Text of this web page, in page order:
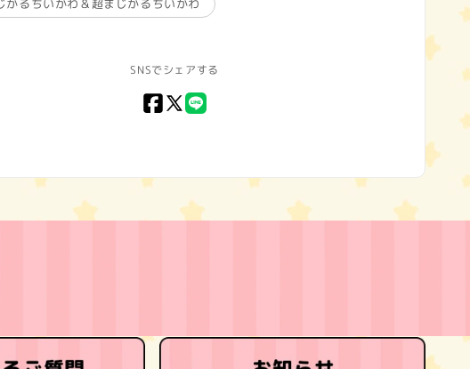
かるちいかわ＆超まじかるちいかわ
SNSでシェアする
Facebook
X